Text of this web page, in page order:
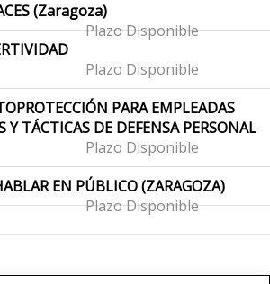
(Zaragoza)
Plazo Disponible
Plazo Disponible
PARA EMPLEADAS
Y TÁCTICAS DE DEFENSA PERSONAL
Plazo Disponible
EN PÚBLICO (ZARAGOZA)
Plazo Disponible